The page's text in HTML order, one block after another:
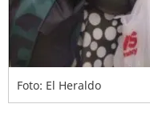
Foto: El Heraldo